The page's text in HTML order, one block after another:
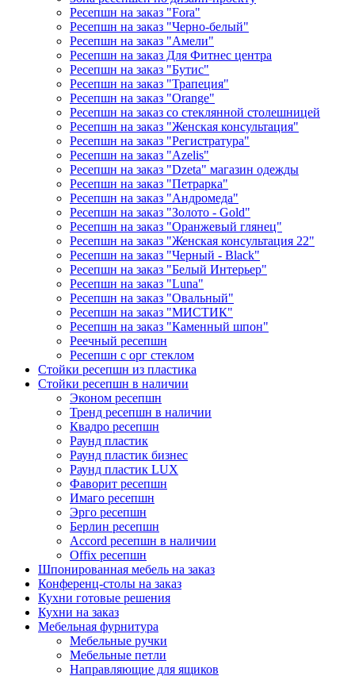
Ресепшн на заказ "Fora"
Ресепшн на заказ "Черно-белый"
Ресепшн на заказ "Амели"
Ресепшн на заказ Для Фитнес центра
Ресепшн на заказ "Бутис"
Ресепшн на заказ "Трапеция"
Ресепшн на заказ "Orange"
Ресепшн на заказ со стеклянной столешницей
Ресепшн на заказ "Женская консультация"
Ресепшн на заказ "Регистратура"
Ресепшн на заказ "Azelis"
Ресепшн на заказ "Dzeta" магазин одежды
Ресепшн на заказ "Петрарка"
Ресепшн на заказ "Андромеда"
Ресепшн на заказ "Золото - Gold"
Ресепшн на заказ "Оранжевый глянец"
Ресепшн на заказ "Женская консультация 22"
Ресепшн на заказ "Черный - Black"
Ресепшн на заказ "Белый Интерьер"
Ресепшн на заказ "Luna"
Ресепшн на заказ "Овальный"
Ресепшн на заказ "МИСТИК"
Ресепшн на заказ "Каменный шпон"
Реечный ресепшн
Ресепшн с орг стеклом
Стойки ресепшн из пластика
Стойки ресепшн в наличии
Эконом ресепшн
Тренд ресепшн в наличии
Квадро ресепшн
Раунд пластик
Раунд пластик бизнес
Раунд пластик LUX
Фаворит ресепшн
Имаго ресепшн
Эрго ресепшн
Берлин ресепшн
Accord ресепшн в наличии
Offix ресепшн
Шпонированная мебель на заказ
Конференц-столы на заказ
Кухни готовые решения
Кухни на заказ
Мебельная фурнитура
Мебельные ручки
Мебельные петли
Направляющие для ящиков